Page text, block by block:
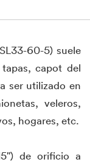
60-5) suele
capot del
ser utilizado en
veleros,
hogares, etc.
de orificio a